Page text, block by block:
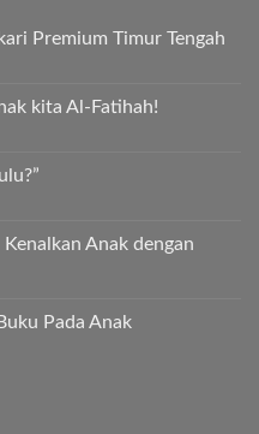
Premium Timur Tengah
kita Al-Fatihah!
Anak dengan
Pada Anak